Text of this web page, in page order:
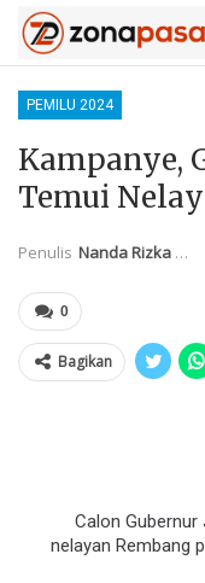
PEMILU 2024
Kampanye,
Temui
Penulis Nanda Rizka Mahendra
0
Bagikan
Calon
nelayan Rembang